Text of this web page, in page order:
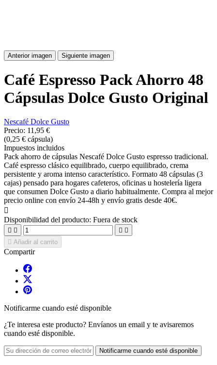
Anterior imagen Siguiente imagen
Café Espresso Pack Ahorro 48
Cápsulas Dolce Gusto Original
Nescafé Dolce Gusto
Precio: 11,95 €
(0,25 € cápsula)
Impuestos incluidos
Pack ahorro de cápsulas Nescafé Dolce Gusto espresso tradicional.
Café espresso clásico equilibrado, cuerpo equilibrado, crema
persistente y aroma intenso característico. Formato 48 cápsulas (3
cajas) pensado para hogares cafeteros, oficinas u hostelería ligera
que consumen Dolce Gusto a diario habitualmente. Compra al mejor
precio online con envío 24-48h y envío gratis desde 40€.

Disponibilidad del producto: Fuera de stock
   
 Añadir al carrito
Compartir
Notificarme cuando esté disponible
¿Te interesa este producto? Envíanos un email y te avisaremos
cuando esté disponible.
Notificarme cuando esté disponible